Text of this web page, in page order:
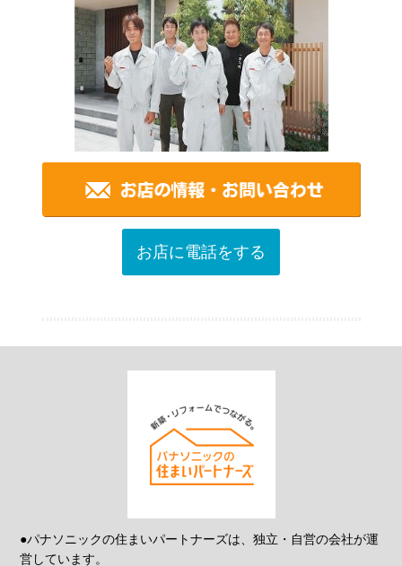
お店に電話をする
●パナソニックの住まいパートナーズは、独立・自営の会社が運
営しています。